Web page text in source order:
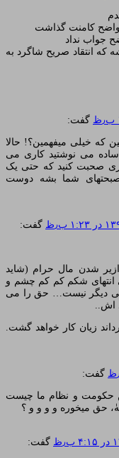
واضح کامنت گذاشت
جواب نداد
که انتقاد صریح شاگرد به
گفت:
که خیلی میفهمین؟! حالا
ساده می نوشتید کاری می
صحبت کنید که حتی یک
شما بشه دوست
گفت:
شدن مال حرام (شاید
انتهای شکم کم کم چشم و
دیگر نیست… حق را می
اش..
زیان کار خواهد گشت.
گفت:
حکومت و نظام ما چیست
حق میخوره و و و و ؟
گفت: